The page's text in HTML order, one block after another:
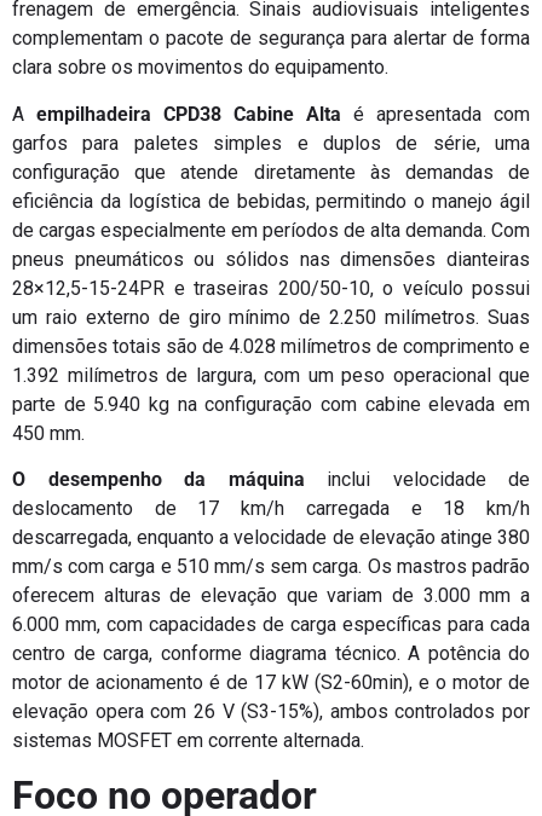
frenagem de emergência. Sinais audiovisuais inteligentes
complementam o pacote de segurança para alertar de forma
clara sobre os movimentos do equipamento.
A empilhadeira CPD38 Cabine Alta é apresentada com
garfos para paletes simples e duplos de série, uma
configuração que atende diretamente às demandas de
eficiência da logística de bebidas, permitindo o manejo ágil
de cargas especialmente em períodos de alta demanda. Com
pneus pneumáticos ou sólidos nas dimensões dianteiras
28×12,5-15-24PR e traseiras 200/50-10, o veículo possui
um raio externo de giro mínimo de 2.250 milímetros. Suas
dimensões totais são de 4.028 milímetros de comprimento e
1.392 milímetros de largura, com um peso operacional que
parte de 5.940 kg na configuração com cabine elevada em
450 mm.
O desempenho da máquina inclui velocidade de
deslocamento de 17 km/h carregada e 18 km/h
descarregada, enquanto a velocidade de elevação atinge 380
mm/s com carga e 510 mm/s sem carga. Os mastros padrão
oferecem alturas de elevação que variam de 3.000 mm a
6.000 mm, com capacidades de carga específicas para cada
centro de carga, conforme diagrama técnico. A potência do
motor de acionamento é de 17 kW (S2-60min), e o motor de
elevação opera com 26 V (S3-15%), ambos controlados por
sistemas MOSFET em corrente alternada.
Foco no operador